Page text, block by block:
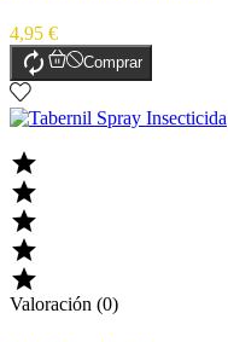
4,95 €
 Comprar





Valoración (0)